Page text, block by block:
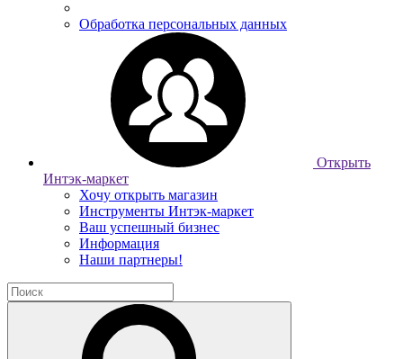
Обработка персональных данных
Открыть
Интэк-маркет
Хочу открыть магазин
Инструменты Интэк-маркет
Ваш успешный бизнес
Информация
Наши партнеры!